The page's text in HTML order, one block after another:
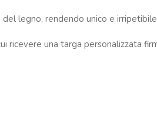
legno, rendendo unico e
ricevere una targa personalizzata